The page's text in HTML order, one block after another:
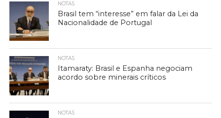
NOTAS
Brasil tem “interesse” em falar da Lei da
Nacionalidade de Portugal
NOTAS
Itamaraty: Brasil e Espanha negociam
acordo sobre minerais críticos
NOTAS